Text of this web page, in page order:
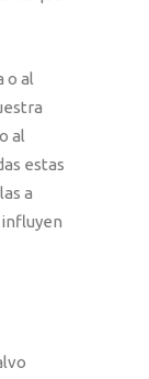
o al
al
estas
a